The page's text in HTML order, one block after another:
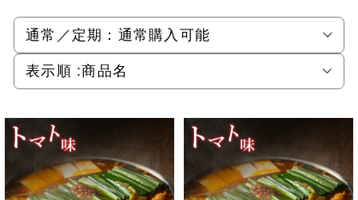
通常／定期： 通常購入可能
表示順 :商品名